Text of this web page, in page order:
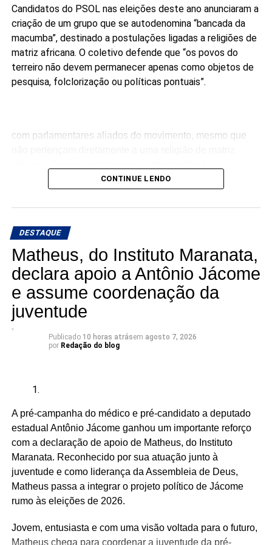
Candidatos do PSOL nas eleições deste ano anunciaram a
criação de um grupo que se autodenomina “bancada da
macumba”, destinado a postulações ligadas a religiões de
matriz africana. O coletivo defende que “os povos do
terreiro não devem permanecer apenas como objetos de
pesquisa, folclorização ou políticas pontuais”.
com parlamentares aliados do movimento, mesmo que
compromisso público com a agenda da articulação.
“Ninguém pode falar melhor por nós do que nós mesmos.
ocupando os parlamentos, continuaremos sendo
lembrados apenas em momentos pontuais”, dizem os
candidatos à Câmara.
A articulação reúne seis candidatos à Câmara dos
Deputados:
Wesley Mendes (BA)
Mãe Bernadete de Oxóssi (BA)
Ariane Magalhães (RJ)
combate o racismo religioso. Segundo a sigla, entre seus
CONTINUE LENDO
DESTAQUE
Matheus, do Instituto Maranata,
declara apoio a Antônio Jácome
e assume coordenação da
juventude
Publicado 10 horas atrásem agosto 7, 2026
por Redação do blog
A pré-campanha do médico e pré-candidato a deputado
estadual Antônio Jácome ganhou um importante reforço
com a declaração de apoio de Matheus, do Instituto
Maranata. Reconhecido por sua atuação junto à
juventude e como liderança da Assembleia de Deus,
Matheus passa a integrar o projeto político de Jácome
rumo às eleições de 2026.
Jovem, entusiasta e com uma visão voltada para o futuro,
Matheus chega para coordenar a juventude da pré-